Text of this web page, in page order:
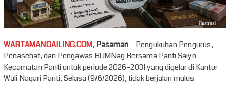
WARTAMANDAILING.COM,Pasaman– Pengukuhan Pengurus,
Penasehat, dan Pengawas BUMNag Bersama Panti Saiyo
Kecamatan Panti untuk periode 2026–2031 yang digelar di Kantor
Wali Nagari Panti, Selasa (9/6/2026), tidak berjalan mulus.